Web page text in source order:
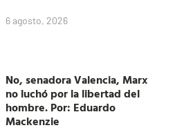
6 agosto, 2026
No, senadora Valencia, Marx
no luchó por la libertad del
hombre. Por: Eduardo
Mackenzie